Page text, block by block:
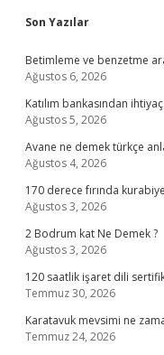
Sidebar
Son Yazılar
Betimleme ve benzetme
Ağustos 6, 2026
Katılım bankasından
Ağustos 5, 2026
Avane ne demek türkçe
Ağustos 4, 2026
170 derece fırında
Ağustos 3, 2026
2 Bodrum kat Ne Demek ?
Ağustos 3, 2026
120 saatlik işaret dili
Temmuz 30, 2026
Karatavuk mevsimi ne
Temmuz 24, 2026